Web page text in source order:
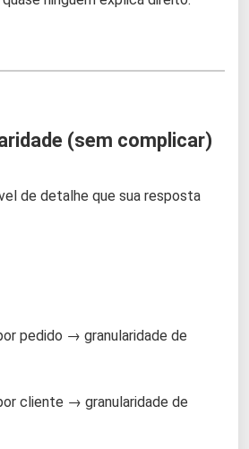
(sem complicar)
de detalhe que sua resposta
pedido → granularidade de
cliente → granularidade de